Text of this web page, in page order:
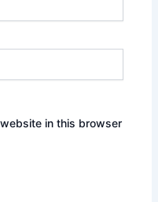
in this browser